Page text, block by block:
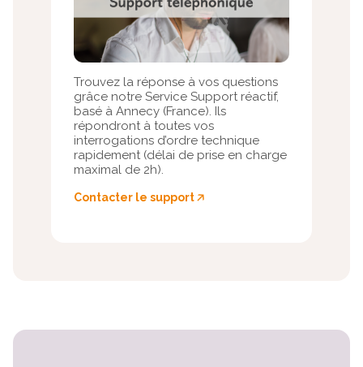
Trouvez la réponse à vos questions
grâce notre Service Support réactif,
basé à Annecy (France). Ils
répondront à toutes vos
interrogations d’ordre technique
rapidement (délai de prise en charge
maximal de 2h).
Contacter le support 🡥